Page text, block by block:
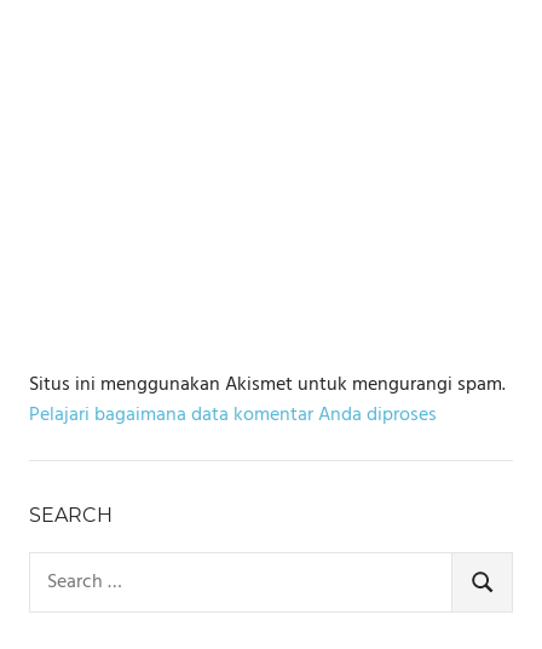
Situs ini menggunakan Akismet untuk mengurangi spam.
Pelajari bagaimana data komentar Anda diproses
SEARCH
for:
SEARCH